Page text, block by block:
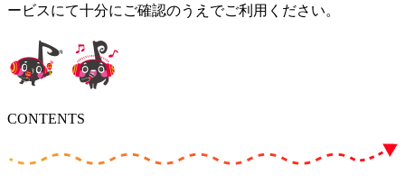
ービスにて十分にご確認のうえでご利用ください。
CONTENTS